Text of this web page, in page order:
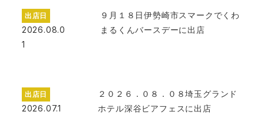
出店日
2026.08.0
1
９月１８日伊勢崎市スマークでくわ
まるくんバースデーに出店
出店日
2026.07.1
２０２６．０８．０８埼玉グランド
ホテル深谷ビアフェスに出店